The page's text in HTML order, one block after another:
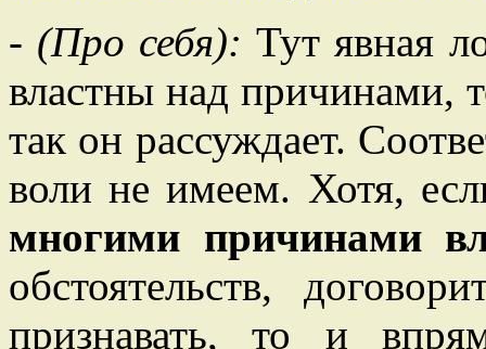
- (Про себя): Тут явная
властны над причинами,
так он рассуждает.
воли не имеем. Хотя,
многими причинами
обстоятельств,
признавать, то и